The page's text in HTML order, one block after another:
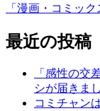
ナ
ビ
稿:
の
稿:
「漫画・コミッ
最近の投稿
「感性の交
シが届きま
コミチャン